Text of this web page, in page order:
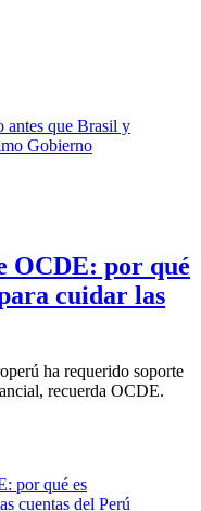
OCDE: por qué
cuidar las
ha requerido soporte
recuerda OCDE.